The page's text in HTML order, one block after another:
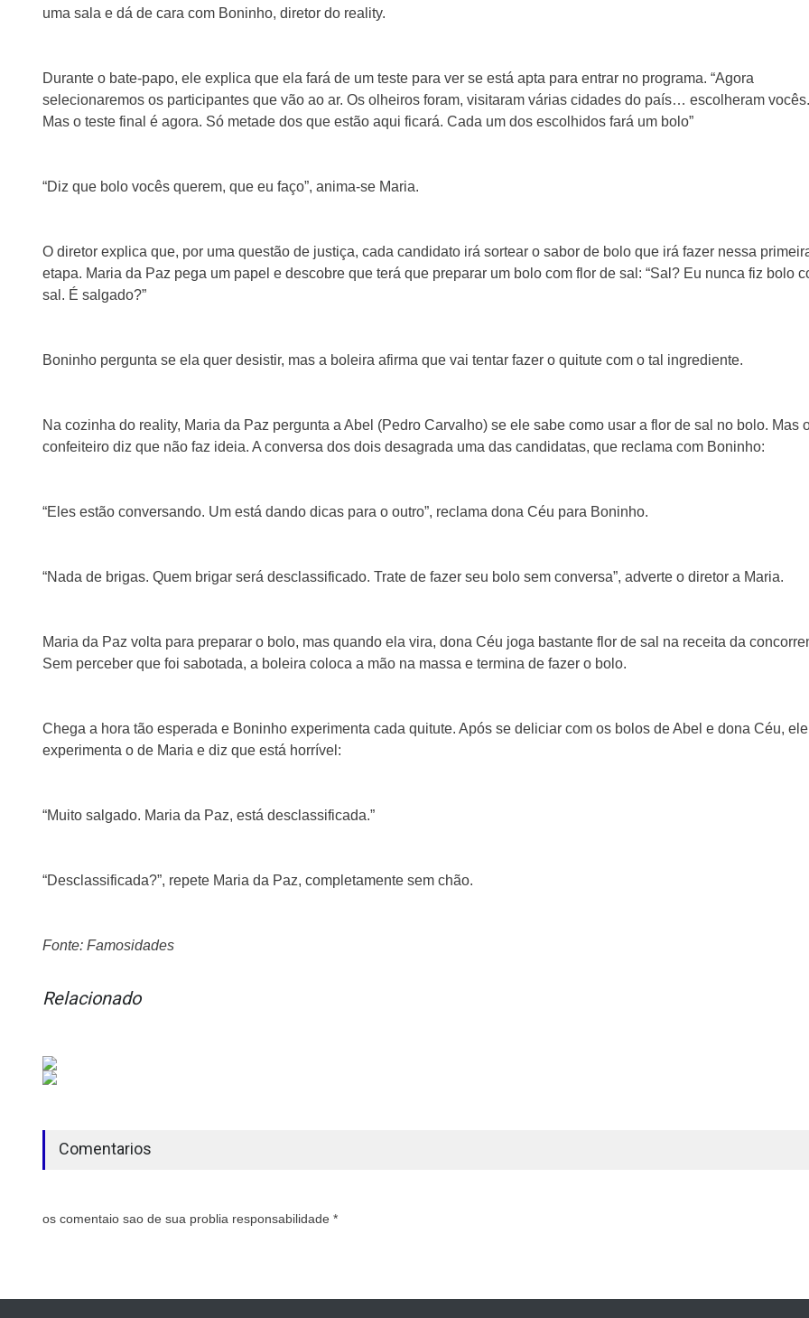
uma sala e dá de cara com Boninho, diretor do reality.
Durante o bate-papo, ele explica que ela fará de um teste para ver se está apta para entrar no programa. “Agora
selecionaremos os participantes que vão ao ar. Os olheiros foram, visitaram várias cidades do país… escolheram vocês.
Mas o teste final é agora. Só metade dos que estão aqui ficará. Cada um dos escolhidos fará um bolo”
“Diz que bolo vocês querem, que eu faço”, anima-se Maria.
O diretor explica que, por uma questão de justiça, cada candidato irá sortear o sabor de bolo que irá fazer nessa
etapa. Maria da Paz pega um papel e descobre que terá que preparar um bolo com flor de sal: “Sal? Eu nunca fiz bolo
sal. É salgado?”
Boninho pergunta se ela quer desistir, mas a boleira afirma que vai tentar fazer o quitute com o tal ingrediente.
Na cozinha do reality, Maria da Paz pergunta a Abel (Pedro Carvalho) se ele sabe como usar a flor de sal no bolo. Mas
confeiteiro diz que não faz ideia. A conversa dos dois desagrada uma das candidatas, que reclama com Boninho:
“Eles estão conversando. Um está dando dicas para o outro”, reclama dona Céu para Boninho.
“Nada de brigas. Quem brigar será desclassificado. Trate de fazer seu bolo sem conversa”, adverte o diretor a Maria.
Maria da Paz volta para preparar o bolo, mas quando ela vira, dona Céu joga bastante flor de sal na receita da
Sem perceber que foi sabotada, a boleira coloca a mão na massa e termina de fazer o bolo.
Chega a hora tão esperada e Boninho experimenta cada quitute. Após se deliciar com os bolos de Abel e dona Céu, ele
experimenta o de Maria e diz que está horrível:
“Muito salgado. Maria da Paz, está desclassificada.”
“Desclassificada?”, repete Maria da Paz, completamente sem chão.
Fonte: Famosidades
Relacionado
Comentarios
os comentaio sao de sua problia responsabilidade *